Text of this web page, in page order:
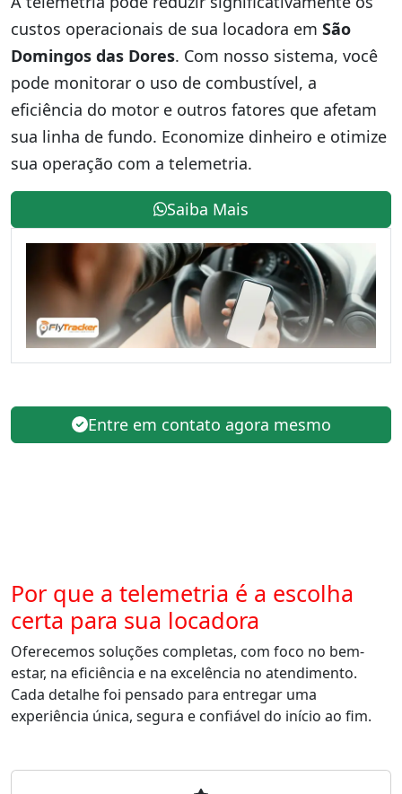
custos operacionais de sua locadora em São
Domingos das Dores. Com nosso sistema, você
pode monitorar o uso de combustível, a
eficiência do motor e outros fatores que afetam
sua linha de fundo. Economize dinheiro e otimize
sua operação com a telemetria.
Saiba Mais
Entre em contato agora mesmo
Por que a telemetria é a escolha
certa para sua locadora
Oferecemos soluções completas, com foco no bem-
estar, na eficiência e na excelência no atendimento.
Cada detalhe foi pensado para entregar uma
experiência única, segura e confiável do início ao fim.